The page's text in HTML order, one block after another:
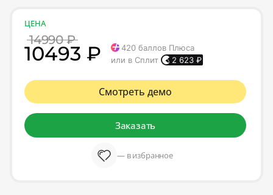
ЦЕНА
14990 ₽
10493 ₽ 420 баллов Плюса
или в Сплит
2 623 ₽
Смотреть демо
Заказать
— в избранное